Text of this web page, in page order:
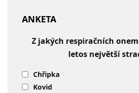
ANKETA
Z jakých respiračních
letos největší
Chřipka
Kovid